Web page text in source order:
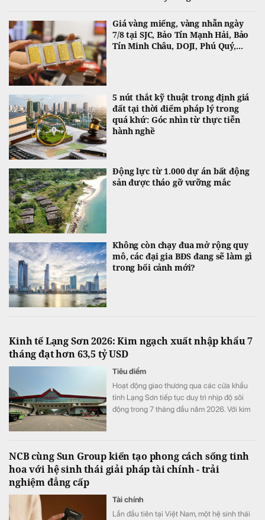
Giá vàng miếng, vàng nhẫn ngày
7/8 tại SJC, Bảo Tín Mạnh Hải, Bảo
Tín Minh Châu, DOJI, Phú Quý,...
5 nút thắt kỹ thuật trong định giá
đất tại thời điểm pháp lý trong
quá khứ: Góc nhìn từ thực tiễn
hành nghề
Động lực từ 1.000 dự án bất động
sản được tháo gỡ vưỡng mắc
Không còn chạy đua mở rộng quy
mô, các đại gia BĐS đang sẽ làm gì
trong bối cảnh mới?
Kinh tế Lạng Sơn 2026: Kim ngạch xuất nhập khẩu 7
tháng đạt hơn 63,5 tỷ USD
Tiêu điểm
Hoạt động giao thương qua các cửa khẩu
tỉnh Lạng Sơn tiếp tục duy trì nhịp độ sôi
động trong 7 tháng đầu năm 2026. Với kim
NCB cùng Sun Group kiến tạo phong cách sống tinh
hoa với hệ sinh thái giải pháp tài chính - trải
nghiệm đẳng cấp
Tài chính
Lần đầu tiên tại Việt Nam, một hệ sinh thái